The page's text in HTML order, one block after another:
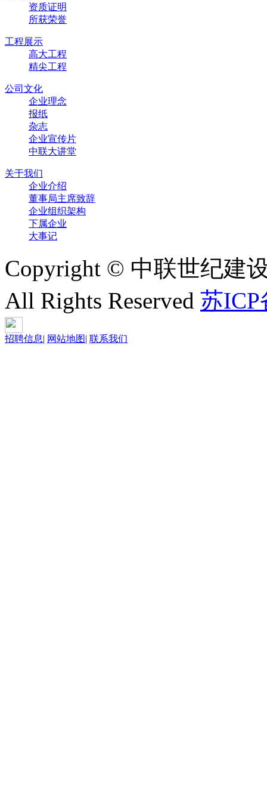
资质证明
所获荣誉
工程展示
高大工程
精尖工程
公司文化
企业理念
报纸
杂志
企业宣传片
中联大讲堂
关于我们
企业介绍
董事局主席致辞
企业组织架构
下属企业
大事记
Copyright © 中联世纪建
All Rights Reserved 苏ICP
招聘信息| 网站地图| 联系我们